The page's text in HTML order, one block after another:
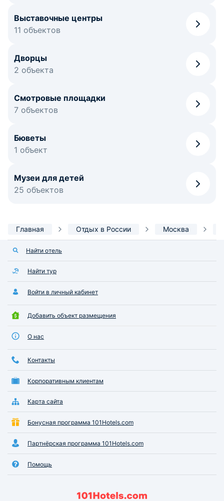
Выставочные центры
11 объектов
Дворцы
2 объекта
Смотровые площадки
7 объектов
Бюветы
1 объект
Музеи для детей
25 объектов
Главная Отдых в России Москва
Найти отель
Найти тур
Войти в личный кабинет
Добавить объект размещения
О нас
Контакты
Корпоративным клиентам
Карта сайта
Бонусная программа 101Hotels.com
Партнёрская программа 101Hotels.com
Помощь